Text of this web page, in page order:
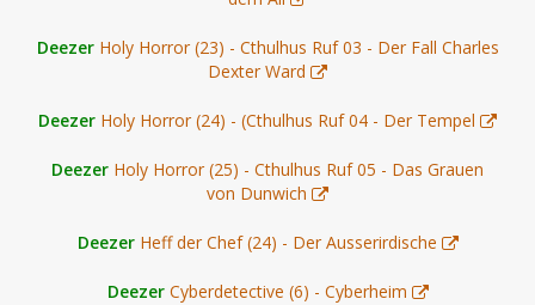
Deezer Holy Horror (23) - Cthulhus Ruf 03 - Der Fall Charles
Dexter Ward
Deezer Holy Horror (24) - (Cthulhus Ruf 04 - Der Tempel
Deezer Holy Horror (25) - Cthulhus Ruf 05 - Das Grauen
von Dunwich
Deezer Heff der Chef (24) - Der Ausserirdische
Deezer Cyberdetective (6) - Cyberheim